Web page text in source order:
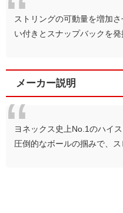
ストリングの可動量を増加
い付きとスナップバックを発
メーカー説明
ヨネックス史上No.1のハイ
圧倒的なボールの掴みで、